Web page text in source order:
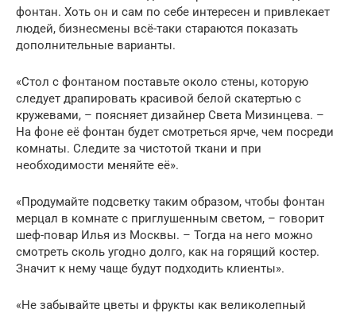
фонтан. Хоть он и сам по себе интересен и привлекает
людей, бизнесмены всё-таки стараются показать
дополнительные варианты.
«Стол с фонтаном поставьте около стены, которую
следует драпировать красивой белой скатертью с
кружевами, – поясняет дизайнер Света Мизинцева. –
На фоне её фонтан будет смотреться ярче, чем посреди
комнаты. Следите за чистотой ткани и при
необходимости меняйте её».
«Продумайте подсветку таким образом, чтобы фонтан
мерцал в комнате с приглушенным светом, – говорит
шеф-повар Илья из Москвы. – Тогда на него можно
смотреть сколь угодно долго, как на горящий костер.
Значит к нему чаще будут подходить клиенты».
«Не забывайте цветы и фрукты как великолепный